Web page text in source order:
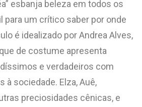
esbanja beleza em todos os
um crítico saber por onde
é idealizado por Andrea Alves,
de costume apresenta
e verdadeiros com
à sociedade. Elza, Auê,
preciosidades cênicas, e